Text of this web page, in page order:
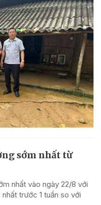
sớm nhất từ
nhất vào ngày 22/8 với
trước 1 tuần so với